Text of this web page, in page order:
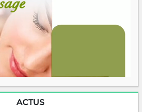
ACTUS